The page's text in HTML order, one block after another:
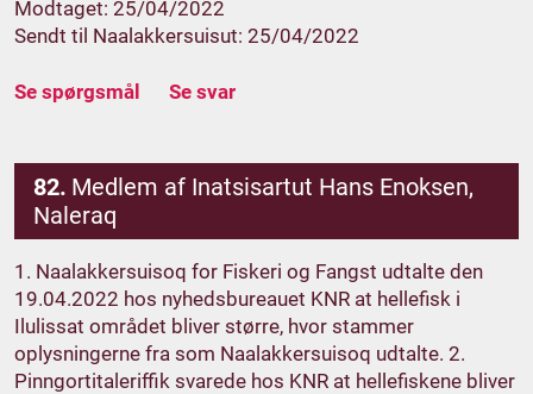
Modtaget: 25/04/2022
Sendt til Naalakkersuisut: 25/04/2022
Se spørgsmål Se svar
82. Medlem af Inatsisartut Hans Enoksen,
Naleraq
1. Naalakkersuisoq for Fiskeri og Fangst udtalte den
19.04.2022 hos nyhedsbureauet KNR at hellefisk i
Ilulissat området bliver større, hvor stammer
oplysningerne fra som Naalakkersuisoq udtalte. 2.
Pinngortitaleriffik svarede hos KNR at hellefiskene bliver